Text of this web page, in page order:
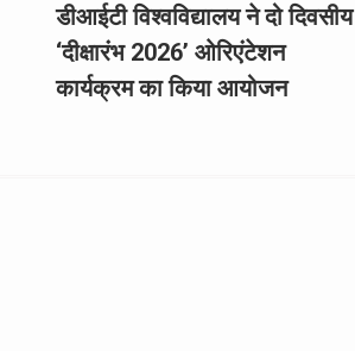
डीआईटी विश्वविद्यालय ने दो दिवसीय
‘दीक्षारंभ 2026’ ओरिएंटेशन
कार्यक्रम का किया आयोजन